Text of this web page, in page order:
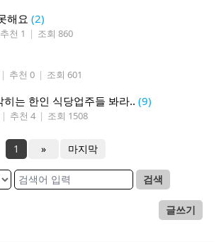
해요 (2)
추천 1 | 조회 860
| 추천 0 | 조회 601
는 한인 식당업주들 봐라.. (9)
| 추천 4 | 조회 1508
1 » 마지막
검색
글쓰기